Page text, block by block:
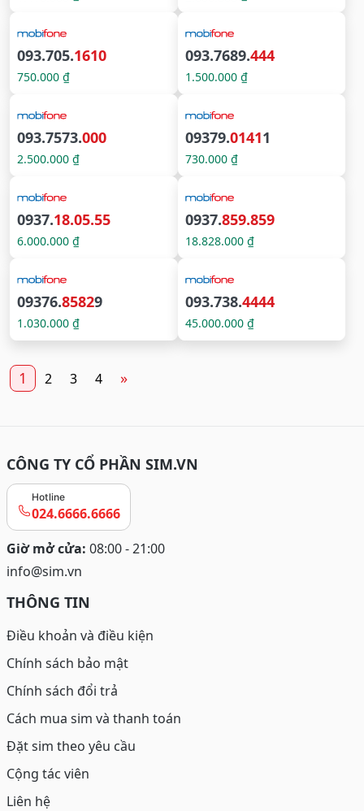
093.705.1610
750.000 ₫
093.7689.444
1.500.000 ₫
093.7573.000
2.500.000 ₫
09379.01411
730.000 ₫
0937.18.05.55
6.000.000 ₫
0937.859.859
18.828.000 ₫
09376.85829
1.030.000 ₫
093.738.4444
45.000.000 ₫
1 2 3 4 »
CÔNG TY CỔ PHẦN SIM.VN
Hotline
024.6666.6666
Giờ mở cửa: 08:00 - 21:00
info@sim.vn
THÔNG TIN
Điều khoản và điều kiện
Chính sách bảo mật
Chính sách đổi trả
Cách mua sim và thanh toán
Đặt sim theo yêu cầu
Cộng tác viên
Liên hệ